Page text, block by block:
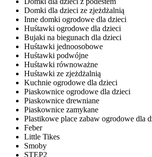
Domki dla dzieci ze zjeżdżalnią
Inne domki ogrodowe dla dzieci
Huśtawki ogrodowe dla dzieci
Bujaki na biegunach dla dzieci
Huśtawki jednoosobowe
Huśtawki podwójne
Huśtawki równoważne
Huśtawki ze zjeżdżalnią
Kuchnie ogrodowe dla dzieci
Piaskownice ogrodowe dla dzieci
Piaskownice drewniane
Piaskownice zamykane
Plastikowe place zabaw ogrodowe dla
Feber
Little Tikes
Smoby
STEP2